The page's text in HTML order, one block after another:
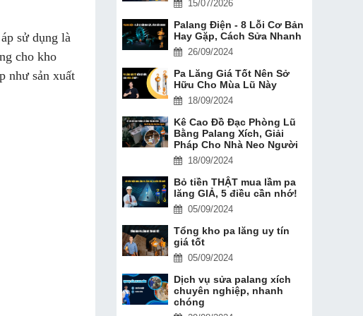
sử dụng là
cho kho
như sản xuất
15/07/2026
Palang Điện - 8 Lỗi Cơ Bản
Hay Gặp, Cách Sửa Nhanh
26/09/2024
Pa Lăng Giá Tốt Nên Sở
Hữu Cho Mùa Lũ Này
18/09/2024
Kê Cao Đồ Đạc Phòng Lũ
Bằng Palang Xích, Giải
Pháp Cho Nhà Neo Người
18/09/2024
Bỏ tiền THẬT mua lầm pa
lăng GIẢ, 5 điều cần nhớ!
05/09/2024
Tổng kho pa lăng uy tín
giá tốt
05/09/2024
Dịch vụ sửa palang xích
chuyên nghiệp, nhanh
chóng